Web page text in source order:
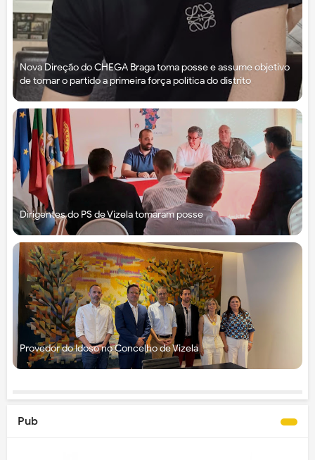
Nova Direção do CHEGA Braga toma posse e assume objetivo
de tornar o partido a primeira força política do distrito
Dirigentes do PS de Vizela tomaram posse
Provedor do Idoso no Concelho de Vizela
Pub